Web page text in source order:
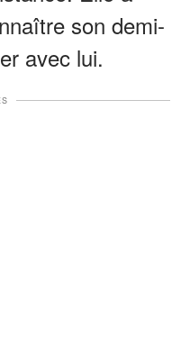
son demi-
avec lui.